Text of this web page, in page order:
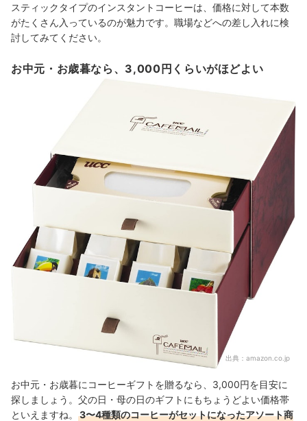
スティックタイプのインスタントコーヒーは、価格に対して本数
がたくさん入っているのが魅力です。職場などへの差し入れに検
討してみてください。
お中元・お歳暮なら、3,000円くらいがほどよい
出典： amazon.co.jp
お中元・お歳暮にコーヒーギフトを贈るなら、3,000円を目安に
探しましょう。父の日・母の日のギフトにもちょうどよい価格帯
といえますね。
3〜4種類のコーヒーがセットになったアソート商